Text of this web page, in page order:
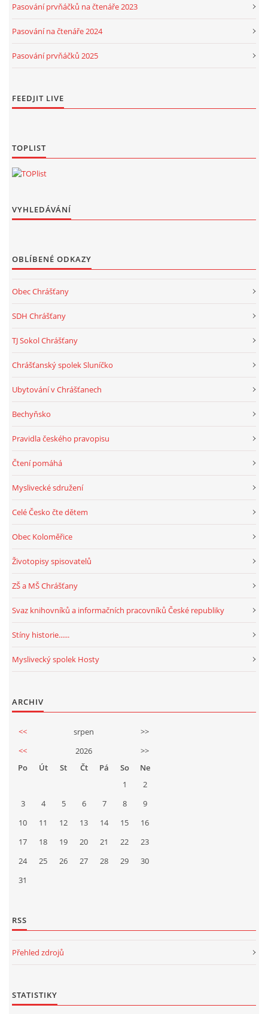
Pasování prvňáčků na čtenáře 2023
Pasování na čtenáře 2024
Pasování prvňáčků 2025
FEEDJIT LIVE
TOPLIST
VYHLEDÁVÁNÍ
OBLÍBENÉ ODKAZY
Obec Chrášťany
SDH Chrášťany
TJ Sokol Chrášťany
Chrášťanský spolek Sluníčko
Ubytování v Chrášťanech
Bechyňsko
Pravidla českého pravopisu
Čtení pomáhá
Myslivecké sdružení
Celé Česko čte dětem
Obec Koloměřice
Životopisy spisovatelů
ZŠ a MŠ Chrášťany
Svaz knihovníků a informačních pracovníků České republiky
Stíny historie......
Myslivecký spolek Hosty
ARCHIV
<< srpen
>>
<<
2026
>>
Po
Út St Čt Pá So
Ne
1
2
3
4 5 6 7 8
9
10
11 12 13 14 15
16
17
18 19 20 21 22
23
24
25 26 27 28 29
30
31
RSS
Přehled zdrojů
STATISTIKY